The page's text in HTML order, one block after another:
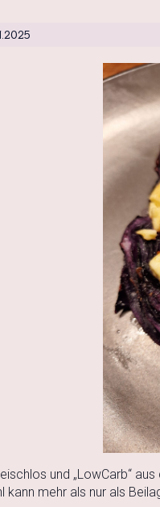
und „LowCarb“
kann mehr als nur als